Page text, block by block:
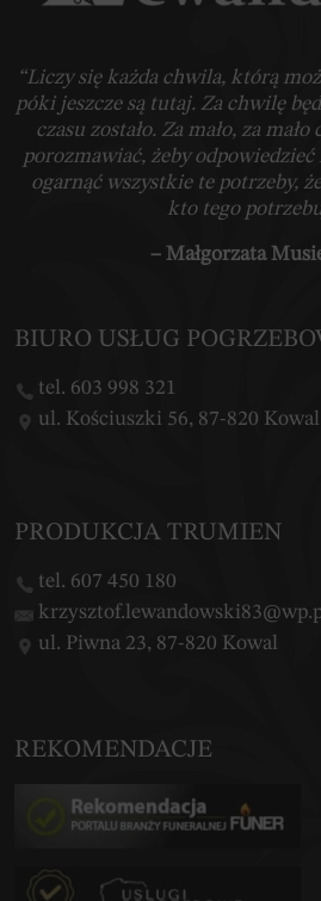
“Liczy się każda chwila, którą
póki jeszcze są tutaj. Za chwilę
czasu zostało. Za mało, za
porozmawiać, żeby odpowiedzieć
ogarnąć wszystkie te potrzeby,
kto tego
– Małgorzata
BIURO USŁUG
tel. 603 998 321
ul. Kościuszki 56, 87-820 Kowal
PRODUKCJA TRUMIEN
tel. 607 450 180
ul. Piwna 23, 87-820 Kowal
REKOMENDACJE